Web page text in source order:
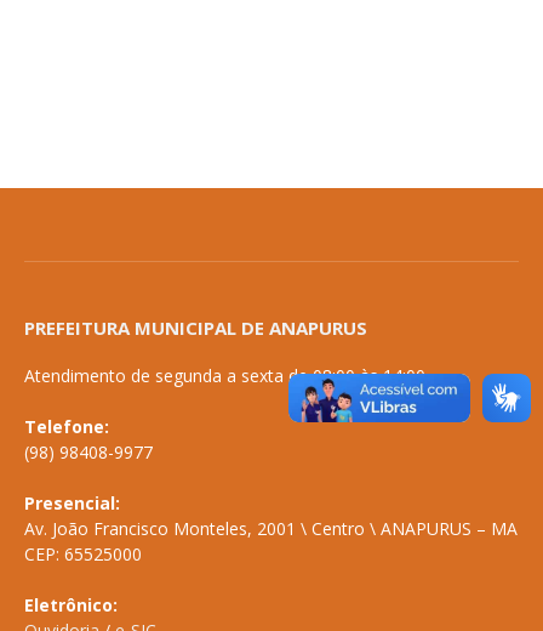
PREFEITURA MUNICIPAL DE ANAPURUS
Atendimento de segunda a sexta de 08:00 às 14:00
Telefone:
(98) 98408-9977
Presencial:
Av. João Francisco Monteles, 2001 \ Centro \ ANAPURUS – MA
CEP: 65525000
Eletrônico: